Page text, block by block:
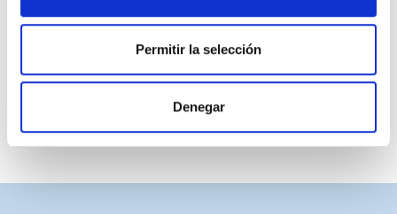
Permitir la selección
Denegar
AZUL ADIDAS
65,00 €